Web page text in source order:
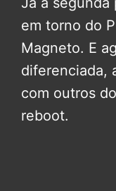
em torno do
Magneto. E
diferenciada,
com outros
reboot.